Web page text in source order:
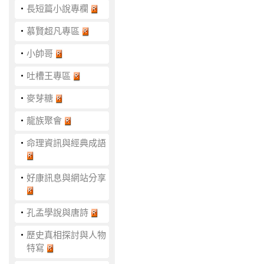
‧ 長短篇小說專欄
‧ 慕賢超凡專區
‧ 小帥哥
‧ 吐槽王專區
‧ 麥芽糖
‧ 龍族聚會
‧ 命理資訊與經典成語
‧ 好康訊息與網站分享
‧ 孔孟學說與唐詩
‧ 歷史真相探討與人物
特寫